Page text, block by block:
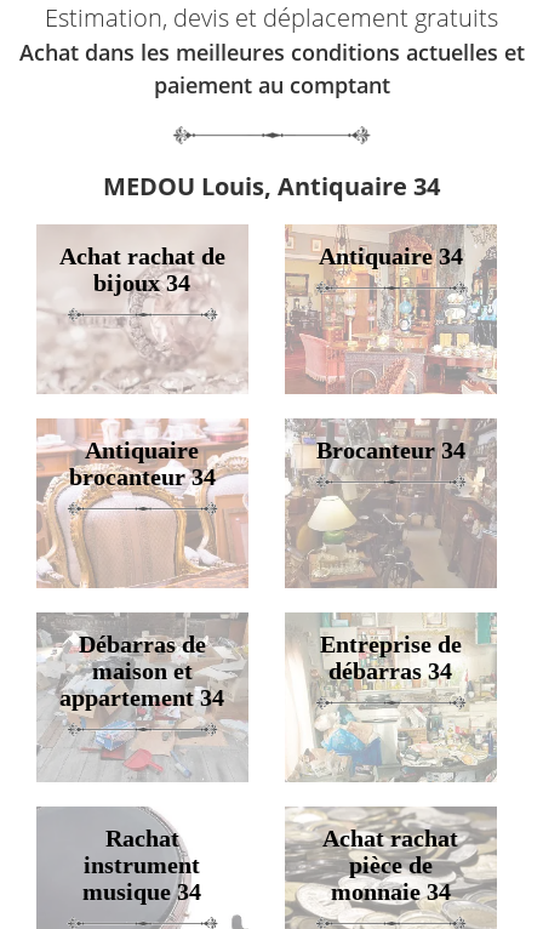
Estimation, devis et déplacement gratuits
Achat dans les meilleures conditions actuelles et
paiement au comptant
MEDOU Louis, Antiquaire 34
Achat rachat de
bijoux 34
Antiquaire 34
Antiquaire
brocanteur 34
Brocanteur 34
Débarras de
maison et
appartement 34
Entreprise de
débarras 34
Rachat
instrument
musique 34
Achat rachat
pièce de
monnaie 34